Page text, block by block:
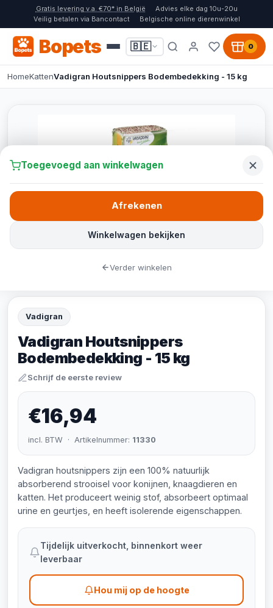
Gratis levering v.a. €70* in België
Advies elke dag 10u-20u
Veilig betalen via Bancontact
Belgische online dierenwinkel
Bopets 🇧🇪 0
HomeKattenVadigran Houtsnippers Bodembedekking - 15 kg
Vadigran
Vadigran Houtsnippers
Bodembedekking - 15 kg
Schrijf de eerste review
€16,94
incl. BTW · Artikelnummer: 11330
Vadigran houtsnippers zijn een 100% natuurlijk
absorberend strooisel voor konijnen, knaagdieren en
katten. Het produceert weinig stof, absorbeert optimaal
urine en geurtjes, en heeft isolerende eigenschappen.
Tijdelijk uitverkocht, binnenkort weer
leverbaar
Hou mij op de hoogte
Toegevoegd aan winkelwagen
Winkelwagen bekijken
Afrekenen
Verder winkelen